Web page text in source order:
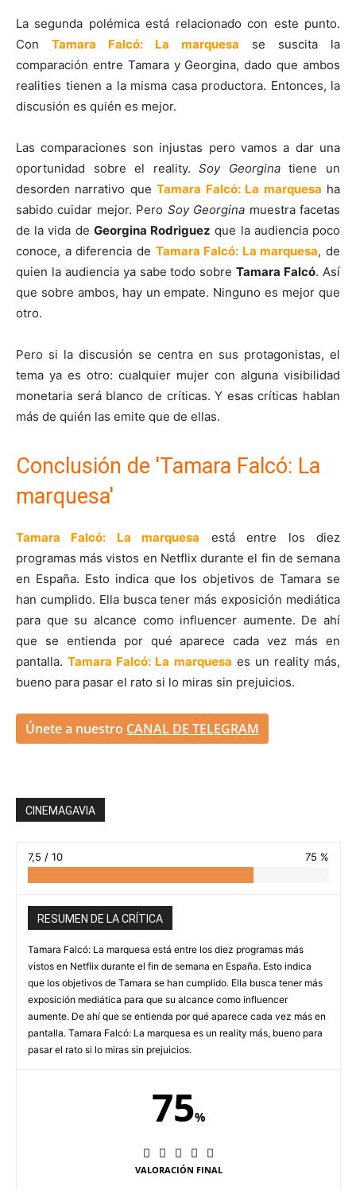
La segunda polémica está relacionado con este punto.
Con Tamara Falcó: La marquesa se suscita la
comparación entre Tamara y Georgina, dado que ambos
realities tienen a la misma casa productora. Entonces, la
discusión es quién es mejor.
Las comparaciones son injustas pero vamos a dar una
oportunidad sobre el reality.Soy Georginatiene un
desorden narrativo queTamara Falcó: La marquesa ha
sabido cuidar mejor. Pero Soy Georgina muestra facetas
de la vida de Georgina Rodriguez que la audiencia poco
conoce, a diferencia de Tamara Falcó: La marquesa, de
quien la audiencia ya sabe todo sobreTamara Falcó. Así
que sobre ambos, hay un empate. Ninguno es mejor que
otro.
Pero si la discusión se centra en sus protagonistas, el
tema ya es otro: cualquier mujer con alguna visibilidad
monetaria será blanco de críticas. Y esas críticas hablan
más de quién las emite que de ellas.
Conclusión de 'Tamara Falcó: La
marquesa'
Tamara Falcó: La marquesa está entre los diez
programas más vistos en Netflix durante el fin de semana
en España. Esto indica que los objetivos de Tamara se
han cumplido. Ella busca tener más exposición mediática
para que su alcance como influencer aumente. De ahí
que se entienda por qué aparece cada vez más en
pantalla.Tamara Falcó: La marquesa es un reality más,
bueno para pasar el rato si lo miras sin prejuicios.
Únete a nuestro CANAL DE TELEGRAM
CINEMAGAVIA
7,5 / 10 75 %
RESUMEN DE LA CRÍTICA
Tamara Falcó: La marquesa está entre los diez programas más
vistos en Netflix durante el fin de semana en España. Esto indica
que los objetivos de Tamara se han cumplido. Ella busca tener más
exposición mediática para que su alcance como influencer
aumente. De ahí que se entienda por qué aparece cada vez más en
pantalla. Tamara Falcó: La marquesa es un reality más, bueno para
pasar el rato si lo miras sin prejuicios.
75%
VALORACIÓN FINAL